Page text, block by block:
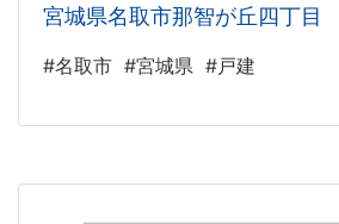
宮城県名取市那智が丘四丁目
#名取市 #宮城県 #戸建